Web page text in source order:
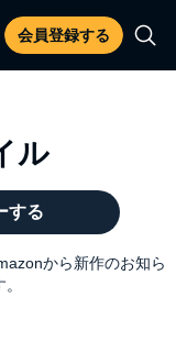
会員登録する
ル
する
から新作のお知ら